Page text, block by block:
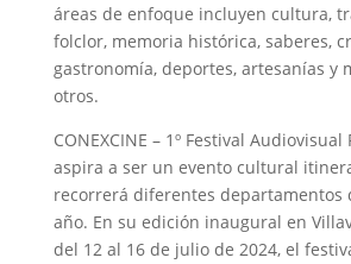
áreas de enfoque incluyen cultura,
folclor, memoria histórica, saberes,
gastronomía, deportes, artesanías y
otros.
CONEXCINE – 1º Festival Audiovisual
aspira a ser un evento cultural
recorrerá diferentes departamentos
año. En su edición inaugural en
del 12 al 16 de julio de 2024, el